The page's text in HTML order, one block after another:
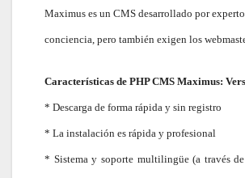
Maximus es un CMS desarrollado por
conciencia, pero también exigen los
Características de PHP CMS Maximus:
* Descarga de forma rápida y sin registro
* La instalación es rápida y profesional
* Sistema y soporte multilingüe (a través